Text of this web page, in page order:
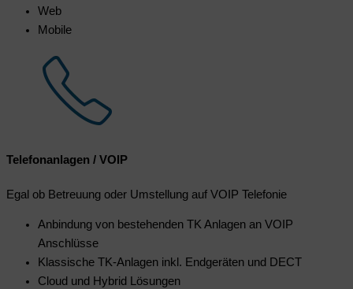
Web
Mobile
Telefonanlagen / VOIP
Egal ob Betreuung oder Umstellung auf VOIP Telefonie
Anbindung von bestehenden TK Anlagen an VOIP
Anschlüsse
Klassische TK-Anlagen inkl. Endgeräten und DECT
Cloud und Hybrid Lösungen